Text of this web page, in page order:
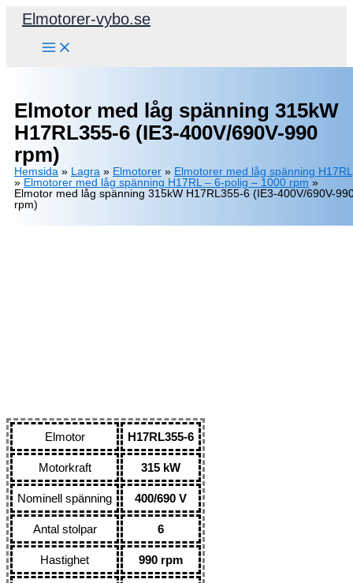
Hoppa
Elmotorer-vybo.se
Elmotor med låg spänning 315kW
H17RL355-6 (IE3-400V/690V-990
rpm)
Hemsida » Lagra » Elmotorer » Elmotorer med låg spänning H17RL
» Elmotorer med låg spänning H17RL – 6-polig – 1000 rpm »
Elmotor med låg spänning 315kW H17RL355-6 (IE3-400V/690V-
rpm)
Elmotor H17RL355-6
Motorkraft 315 kW
Nominell spänning 400/690 V
Antal stolpar 6
Hastighet 990 rpm